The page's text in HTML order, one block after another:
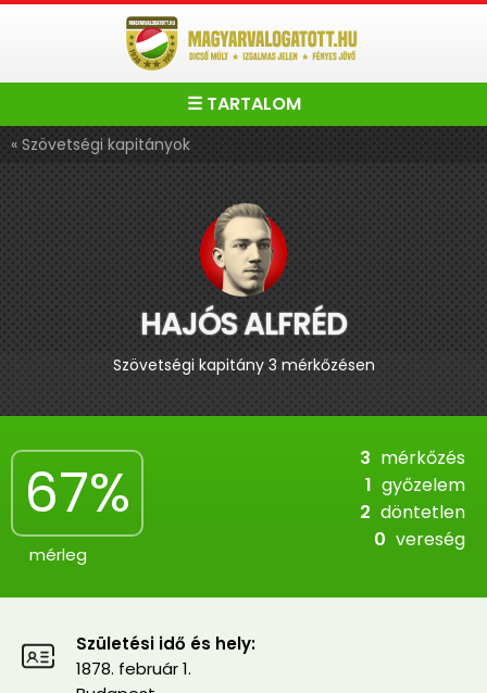
☰ TARTALOM
« Szövetségi kapitányok
HAJÓS ALFRÉD
Szövetségi kapitány 3 mérkőzésen
67%
mérleg
3 mérkőzés
1 győzelem
2 döntetlen
0 vereség
Születési idő és hely:
1878. február 1.